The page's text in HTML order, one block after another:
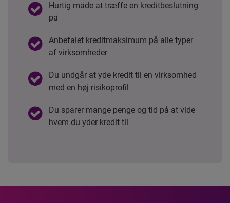
Hurtig måde at træffe en kreditbeslutning
på
Anbefalet kreditmaksimum på alle typer
af virksomheder
Du undgår at yde kredit til en virksomhed
med en høj risikoprofil
Du sparer mange penge og tid på at vide
hvem du yder kredit til